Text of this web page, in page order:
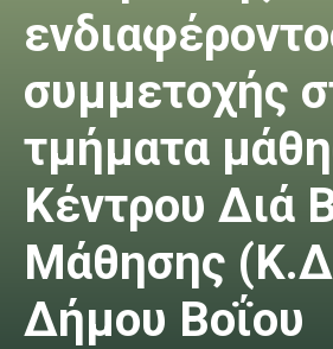
συμμετοχής
τμήματα
Κέντρου Διά
Μάθησης
Δήμου Βοΐου